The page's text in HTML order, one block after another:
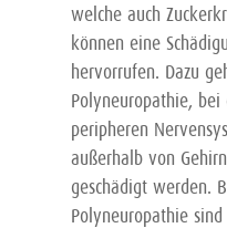
welche auch
können eine
hervorrufen. Dazu
Polyneuropathie,
peripheren
außerhalb von
geschädigt werden.
Polyneuropathie